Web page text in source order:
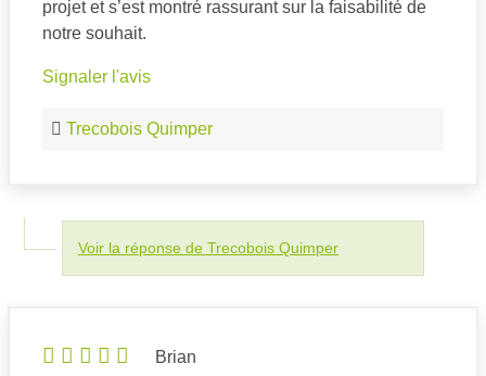
projet et s’est montré rassurant sur la faisabilité de
notre souhait.
Signaler l'avis
Trecobois Quimper
Voir la réponse de Trecobois Quimper
Brian